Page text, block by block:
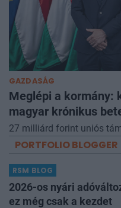
GAZDASÁG
Meglépi a kormány:
magyar krónikus
27 milliárd forint uniós
PORTFOLIO BLOGGER
RSM BLOG
2026-os nyári
ez még csak a kezdet